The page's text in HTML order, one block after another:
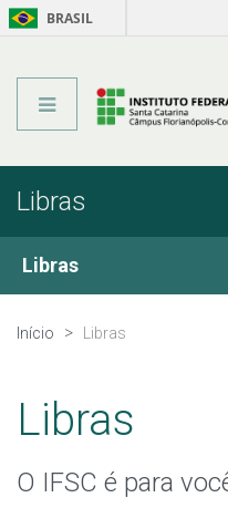
BRASIL
Libras
Libras
Sobre o IFSC
Início Libras
Libras
O IFSC é para